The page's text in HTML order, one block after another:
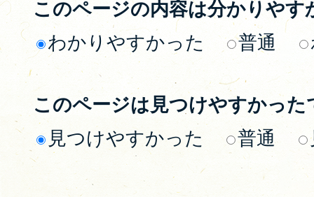
このページの内容は分かりやす
わかりやすかった
普通
このページは見つけやすかった
見つけやすかった
普通